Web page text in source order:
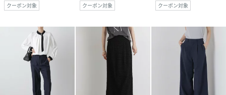
クーポン対象 クーポン対象 クーポン対象